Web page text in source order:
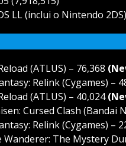
LL (inclui o Nintendo
(ATLUS) – 76,368
Relink (Cygames) –
(ATLUS) – 40,024
Cursed Clash (Bandai
Relink (Cygames) –
Wanderer: The Mystery